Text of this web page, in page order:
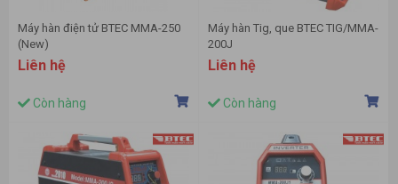
Máy hàn điện tử BTEC MMA-250
(New)
Liên hệ
Còn hàng
Máy hàn Tig, que BTEC TIG/MMA-
200J
Liên hệ
Còn hàng